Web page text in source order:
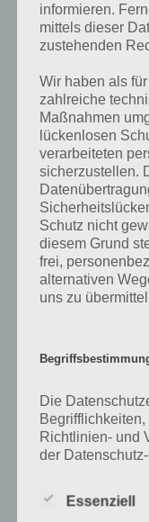
Bagger ist die Lösung
Wort, doch welche
bestimmten Lösungen
kurze Begriffserklärung!
Zu Bagger haben wir
Auf WhatsApp
Tweet auf
Mehr
informieren.
mittels dieser
zustehenden
Wir haben als
zahlreiche
Maßnahmen
lückenlosen
verarbeiteten
sicherzustellen.
Schutz nicht
diesem Grund
frei,
alternativen
uns zu
Die
Richtlinien- und
der
soll sowohl für
unsere Kunden
Essenziell